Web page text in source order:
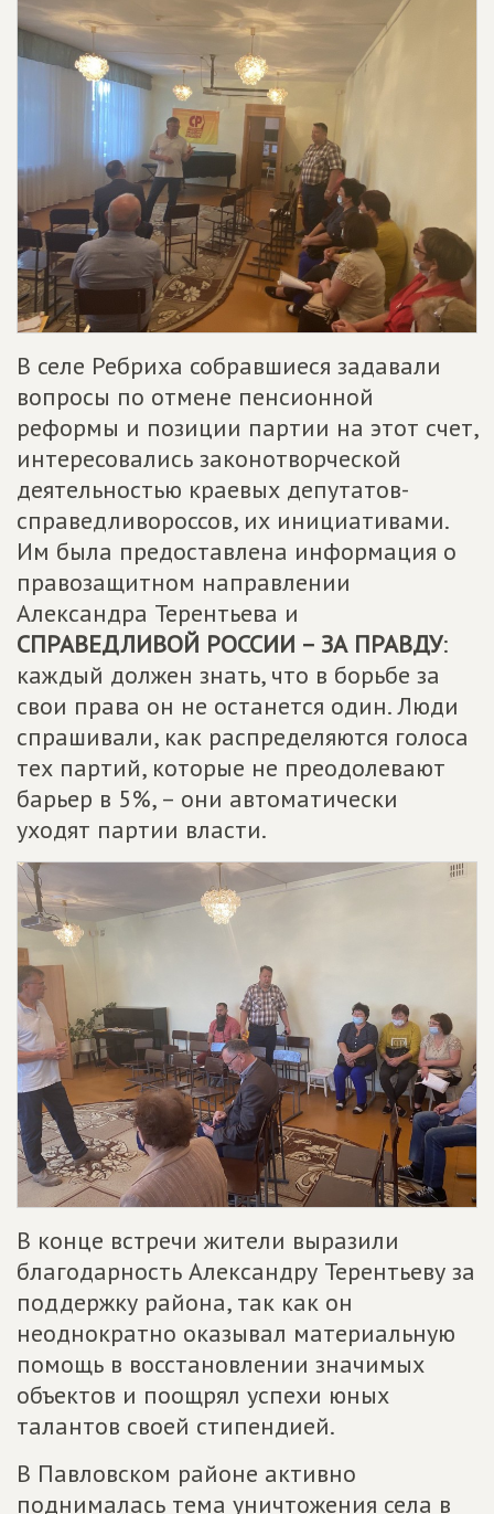
В селе Ребриха собравшиеся задавали
вопросы по отмене пенсионной
реформы и позиции партии на этот счет,
интересовались законотворческой
деятельностью краевых депутатов-
справедливороссов, их инициативами.
Им была предоставлена информация о
правозащитном направлении
Александра Терентьева и
СПРАВЕДЛИВОЙ РОССИИ – ЗА ПРАВДУ:
каждый должен знать, что в борьбе за
свои права он не останется один. Люди
спрашивали, как распределяются голоса
тех партий, которые не преодолевают
барьер в 5%, – они автоматически
уходят партии власти.
В конце встречи жители выразили
благодарность Александру Терентьеву за
поддержку района, так как он
неоднократно оказывал материальную
помощь в восстановлении значимых
объектов и поощрял успехи юных
талантов своей стипендией.
В Павловском районе активно
поднималась тема уничтожения села в